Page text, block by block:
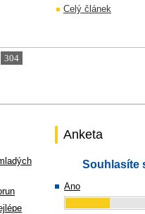
Celý článek
304
Anketa
Souhlasíte
Ano